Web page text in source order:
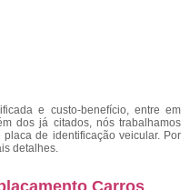
e custo-benefício, entre em
dos já citados, nós trabalhamos
de identificação veicular. Por
detalhes.
Carros